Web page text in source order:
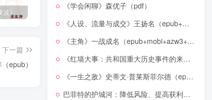
《人生财富靠康波》波动周期论（epub+mobi+azw3+pdf） 《人类新史》一次改写人类命运的尝试（epub+mobi+azw3+pdf）
下一篇
epub）
《学会闲聊》森优子（pdf）
《人设、流量与成交》王扬名（epub+mobi+azw3+pdf）
《主角》一战成名（epub+mobi+azw3+pdf）
《红墙大事：共和国重大历史事件的来龙去脉》（全二册）（pdf）
《一生之敌》史蒂文·普莱斯菲尔德（epub+mobi+azw3+pdf）
巴菲特的护城河：降低风险、提高获利的股市真规则(epub+azw3+mobi)